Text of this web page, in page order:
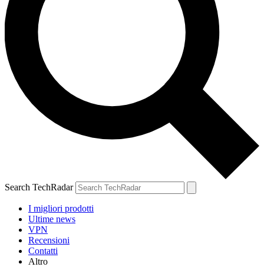
Search TechRadar
I migliori prodotti
Ultime news
VPN
Recensioni
Contatti
Altro